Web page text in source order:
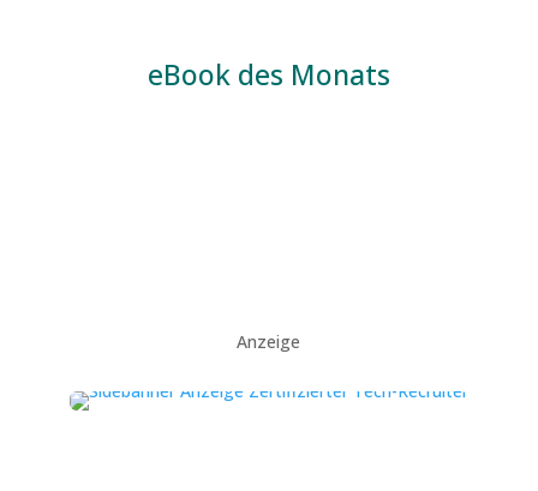
eBook des Monats
Anzeige